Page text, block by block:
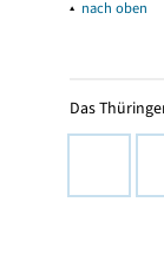
▴ nach oben
Das